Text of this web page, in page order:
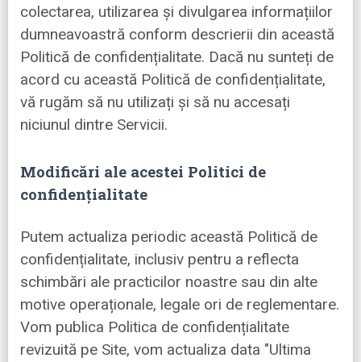
colectarea, utilizarea și divulgarea informațiilor
dumneavoastră conform descrierii din această
Politică de confidențialitate. Dacă nu sunteți de
acord cu această Politică de confidențialitate,
vă rugăm să nu utilizați și să nu accesați
niciunul dintre Servicii.
Modificări ale acestei Politici de
confidențialitate
Putem actualiza periodic această Politică de
confidențialitate, inclusiv pentru a reflecta
schimbări ale practicilor noastre sau din alte
motive operaționale, legale ori de reglementare.
Vom publica Politica de confidențialitate
revizuită pe Site, vom actualiza data "Ultima